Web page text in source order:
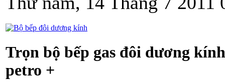
Trọn bộ bếp gas đôi dương
petro +